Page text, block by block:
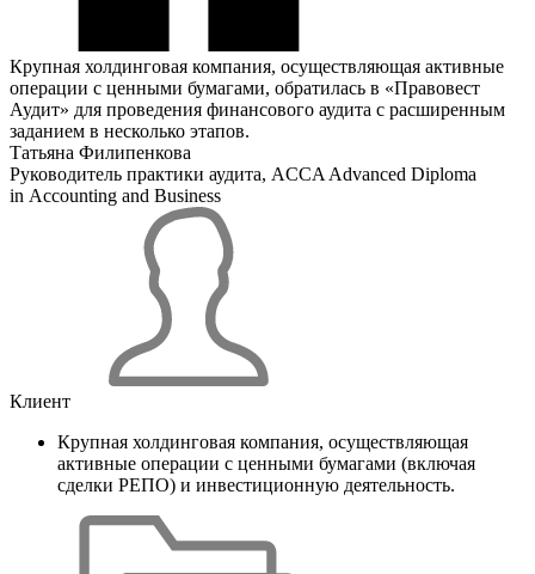
Крупная холдинговая компания, осуществляющая активные
операции с ценными бумагами, обратилась в «Правовест
Аудит» для проведения финансового аудита с расширенным
заданием в несколько этапов.
Татьяна Филипенкова
Руководитель практики аудита, ACCA Advanced Diploma
in Accounting and Business
Клиент
Крупная холдинговая компания, осуществляющая
активные операции с ценными бумагами (включая
сделки РЕПО) и инвестиционную деятельность.